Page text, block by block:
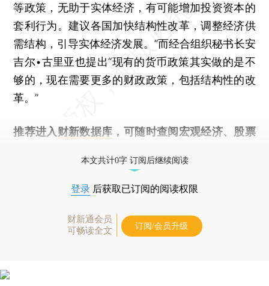
等政策，无助于实体经济，有可能增加投资资本的
套利行为。建议各国加快结构性改革，调整经济供
需结构，引导实体经济发展。”而经合组织秘书长安
吉尔•古里亚也提出“现有的货币政策其实做的是不
够的，现在需要更多的财政政策，包括结构性的改
革。”
推荐进入 财新数据库 ，可随时查阅宏观经济、股票
本文共计0字 订阅后继续阅读
登录 后获取已订阅的阅读权限
财新通会员
可畅读全文
订阅/会员升级